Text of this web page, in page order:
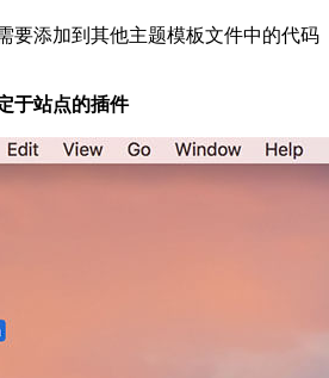
要添加到其他主题模板文件中的代码
于站点的插件